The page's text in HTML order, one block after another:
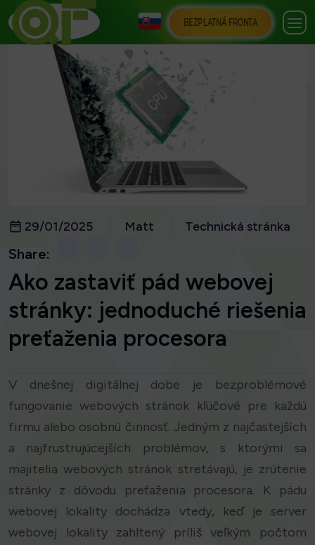
BEZPLATNÁ FRONTA
29/01/2025 Matt Technická stránka
Share:
Ako zastaviť pád webovej
stránky: jednoduché riešenia
preťaženia procesora
V dnešnej digitálnej dobe je bezproblémové
fungovanie webových stránok kľúčové pre každú
firmu alebo osobnú činnosť. Jedným z najčastejších
a najfrustrujúcejších problémov, s ktorými sa
majitelia webových stránok stretávajú, je zrútenie
stránky z dôvodu preťaženia procesora. K pádu
webovej lokality dochádza vtedy, keď je server
webovej lokality zahltený príliš veľkým počtom